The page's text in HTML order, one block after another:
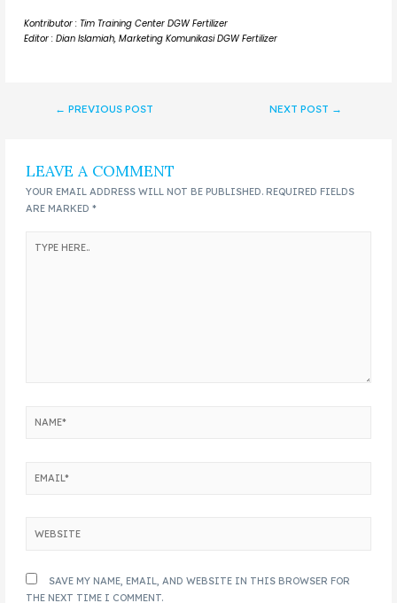
Kontributor : Tim Training Center DGW Fertilizer
Editor : Dian Islamiah, Marketing Komunikasi DGW Fertilizer
← PREVIOUS POST NEXT POST →
LEAVE A COMMENT
YOUR EMAIL ADDRESS WILL NOT BE PUBLISHED. REQUIRED FIELDS
ARE MARKED*
SAVE MY NAME, EMAIL, AND WEBSITE IN THIS BROWSER FOR
THE NEXT TIME I COMMENT.